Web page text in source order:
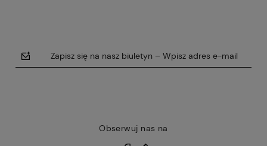
Zapisz się na nasz biuletyn – Wpisz adres e-mail
Obserwuj nas na